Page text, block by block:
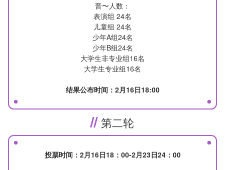
晋〜人数：
表演组 24名
儿童组 24名
少年A组24名
少年B组24名
大学生非专业组16名
大学生专业组16名
结果公布时间：2月16日18:00
第二轮
投票时间：2月16日18：00-2月23日24：00